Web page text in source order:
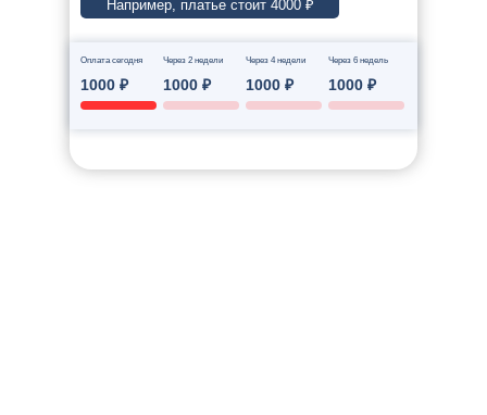
Например, платье стоит 4000 ₽
Оплата сегодня Через 2 недели Через 4 недели Через 6 недель
1000 ₽ 1000 ₽ 1000 ₽ 1000 ₽